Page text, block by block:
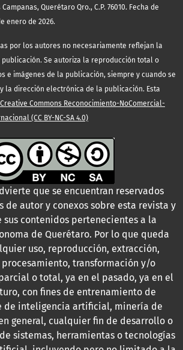
Querétaro Qro., C.P. 76010. Fecha de
enero de 2026.
por los autores no necesariamente reflejan la
Se autoriza la reproducción total o
e imágenes de la publicación, siempre y cuando se
la dirección electrónica de la publicación. Esta
Commons Reconocimiento-NoComercial-
(CC BY-NC-SA 4.0)
que se encuentran reservados
de autor y conexos sobre esta revista y
sus contenidos pertenecientes a la
de Querétaro. Por lo que queda
uso, reproducción, extracción,
transformación y/o
o total, ya en el pasado, ya en el
con fines de entrenamiento de
de inteligencia artificial, minería de
general, cualquier fin de desarrollo o
sistemas, herramientas o tecnologías